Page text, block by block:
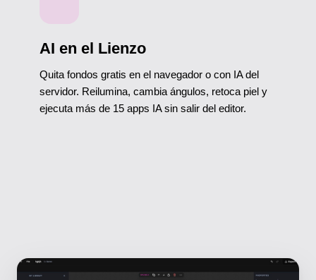
AI en el Lienzo
Quita fondos gratis en el navegador o con IA del
servidor. Reilumina, cambia ángulos, retoca piel y
ejecuta más de 15 apps IA sin salir del editor.